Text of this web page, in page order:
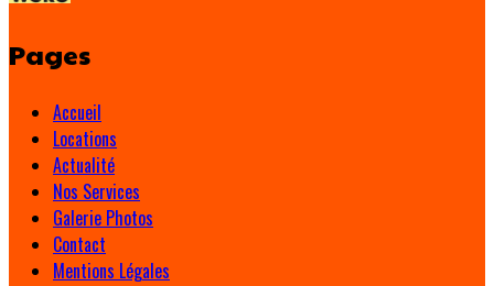
Pages
Accueil
Locations
Actualité
Nos Services
Galerie Photos
Contact
Mentions Légales